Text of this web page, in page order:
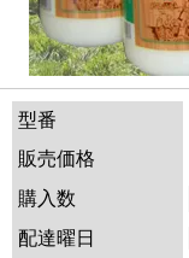
型番
販売価格
購入数
配達曜日